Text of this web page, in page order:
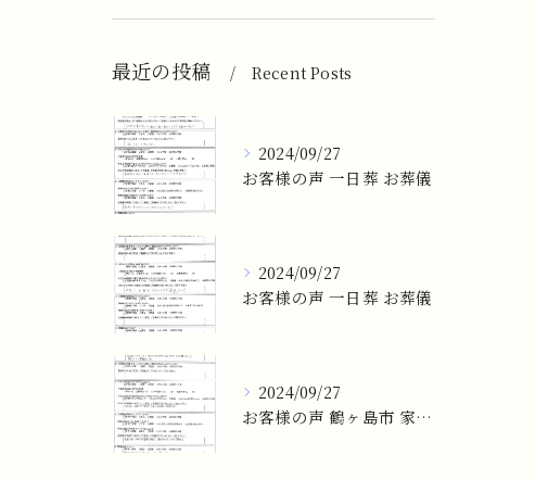
最近の投稿 Recent Posts
2024/09/27
お客様の声 一日葬 お葬儀
2024/09/27
お客様の声 一日葬 お葬儀
2024/09/27
お客様の声 鶴ヶ島市 家族葬 お葬儀